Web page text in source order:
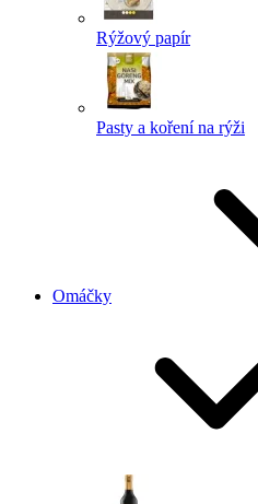
Rýžový papír
Pasty a koření na rýži
Omáčky